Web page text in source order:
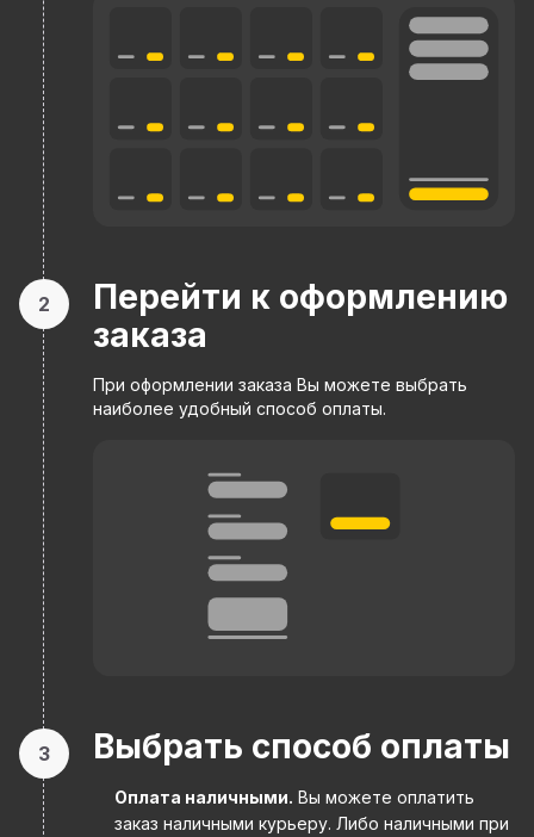
2
Перейти к оформлению
заказа
При оформлении заказа Вы можете выбрать
наиболее удобный способ оплаты.
3 Выбрать способ оплаты
Оплата наличными. Вы можете оплатить
заказ наличными курьеру. Либо наличными при